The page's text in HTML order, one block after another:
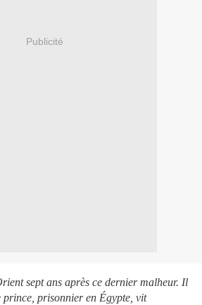
Publicité
sept ans après ce dernier malheur. Il
prince, prisonnier en Égypte, vit